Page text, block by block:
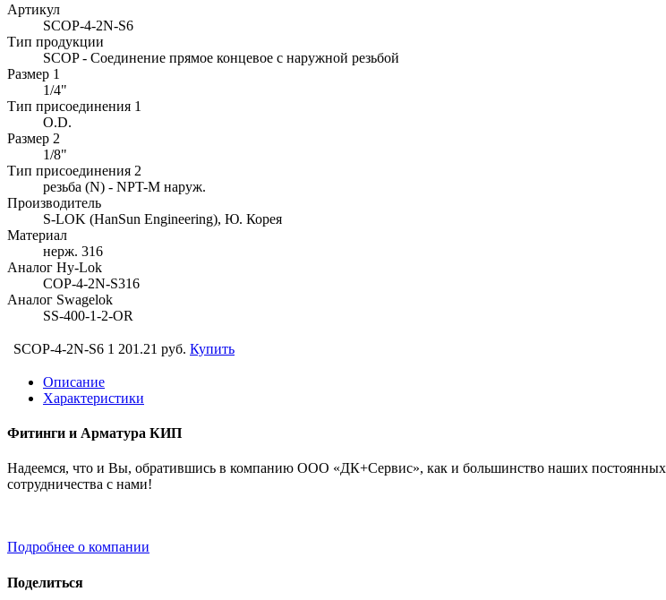
Артикул
SCOP-4-2N-S6
Тип продукции
SCOP - Соединение прямое концевое с наружной резьбой
Размер 1
1/4"
Тип присоединения 1
O.D.
Размер 2
1/8"
Тип присоединения 2
резьба (N) - NPT-M наруж.
Производитель
S-LOK (HanSun Engineering), Ю. Корея
Материал
нерж. 316
Аналог Hy-Lok
COP-4-2N-S316
Аналог Swagelok
SS-400-1-2-OR
SCOP-4-2N-S6 1 201.21 руб. Купить
Описание
Характеристики
Фитинги и Арматура КИП
Надеемся, что и Вы, обратившись в компанию ООО «ДК+Сервис», как и большинство наших постоянных
сотрудничества с нами!
Подробнее о компании
Поделиться